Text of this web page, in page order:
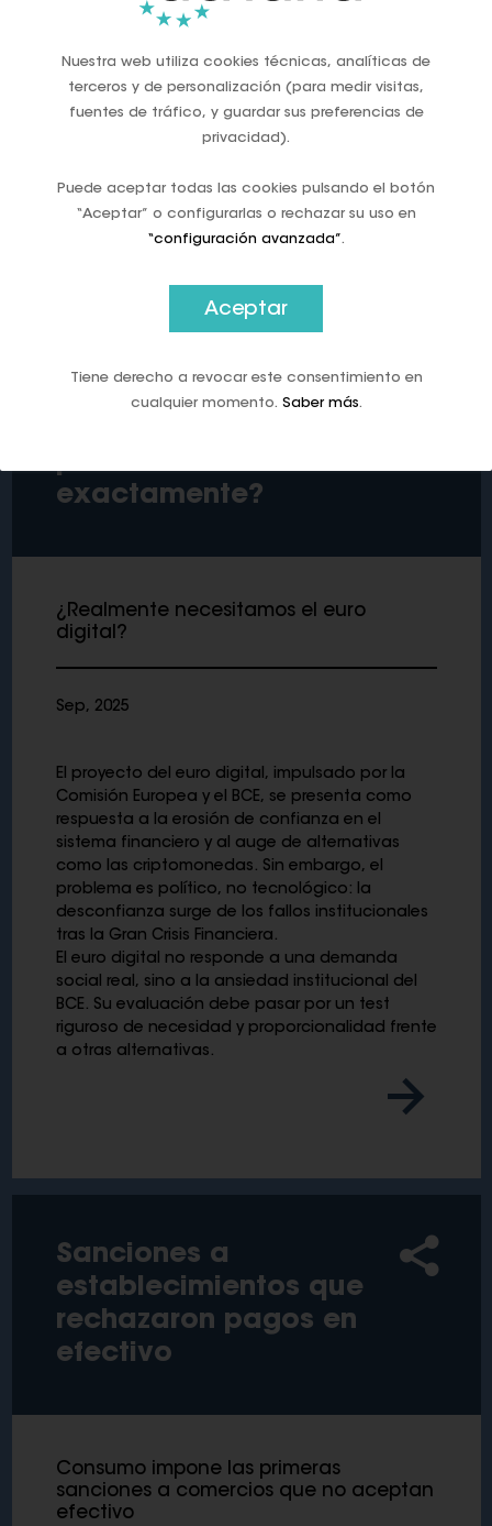
que violan las leyes de competencia. El tribunal
señaló que estas comisiones limitan la
negociación y distorsionan el mercado. Basada
en el Artículo 101 del Tratado de la UE, la
ilegales ciertas tarifas internacionales y
corporativas. El caso reabre el debate sobre
sistema financiero global.
El euro digital: ¿una
exactamente?
¿Realmente necesitamos el euro
digital?
Sep, 2025
El proyecto del euro digital, impulsado por la
Comisión Europea y el BCE, se presenta como
respuesta a la erosión de confianza en el
sistema financiero y al auge de alternativas
como las criptomonedas. Sin embargo, el
problema es político, no tecnológico: la
desconfianza surge de los fallos institucionales
tras la Gran Crisis Financiera.
El euro digital no responde a una demanda
social real, sino a la ansiedad institucional del
BCE. Su evaluación debe pasar por un test
riguroso de necesidad y proporcionalidad frente
a otras alternativas.
Sanciones a
establecimientos que
rechazaron pagos en
efectivo
Consumo impone las primeras
sanciones a comercios que no aceptan
efectivo
Nuestra web utiliza cookies técnicas, analíticas de
terceros y de personalización (para medir visitas,
fuentes de tráfico, y guardar sus preferencias de
privacidad).
Puede aceptar todas las cookies pulsando el botón
“Aceptar” o configurarlas o rechazar su uso en
“configuración avanzada”.
Aceptar
Tiene derecho a revocar este consentimiento en
cualquier momento. Saber más.